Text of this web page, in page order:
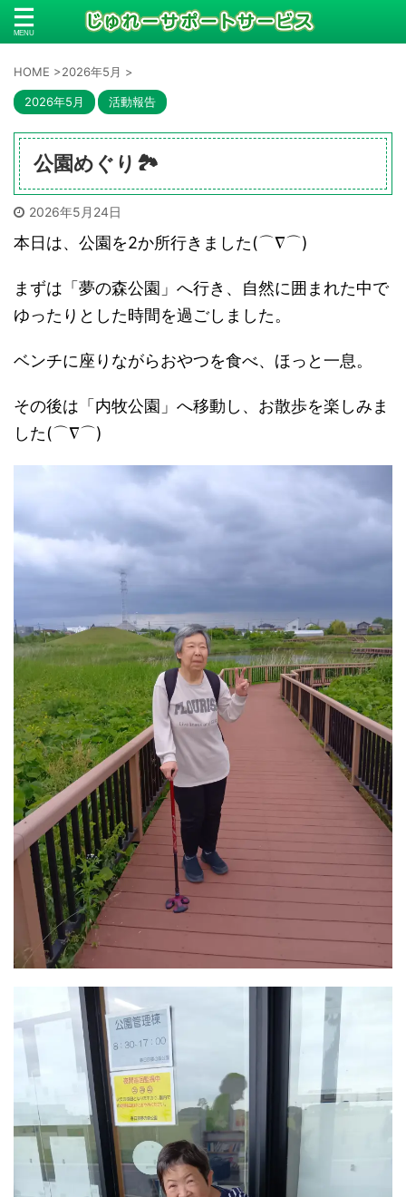
HOME >2026年5月 >
2026年5月 活動報告
公園めぐり🏞
2026年5月24日
本日は、公園を2か所行きました(⌒∇⌒)
まずは「夢の森公園」へ行き、自然に囲まれた中で
ゆったりとした時間を過ごしました。
ベンチに座りながらおやつを食べ、ほっと一息。
その後は「内牧公園」へ移動し、お散歩を楽しみま
した(⌒∇⌒)